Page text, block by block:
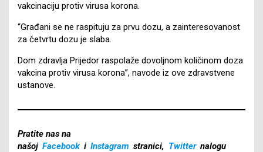
vakcinaciju protiv virusa korona.
“Građani se ne raspituju za prvu dozu, a zainteresovanost
za četvrtu dozu je slaba.
Dom zdravlja Prijedor raspolaže dovoljnom količinom doza
vakcina protiv virusa korona”, navode iz ove zdravstvene
ustanove.
Pratite nas na
našoj Facebook i Instagram stranici, Twitter nalogu